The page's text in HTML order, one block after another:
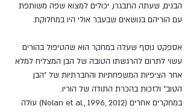
הבנים, שעתה התבגרו, יכולים למצוא שפה משותפת
עם הוריהם בנושאים שבעבר אולי היו במחלוקת.
אספקט נוסף שעלה במחקר הוא שהטיפול בהורים
עשוי לתרום להרגשתו הטובה של הבן המצליח למלא
אחר הציפיות המשפחתיות והחברתיות של "הבן
הטוב" ולזכות בהכרת התודה של הוריו.
במחקרים אחרים (Nolan et al., 1996, 2012) עולה